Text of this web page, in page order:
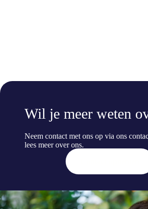
Wil je meer weten
Neem contact met ons op via ons
lees meerover ons.